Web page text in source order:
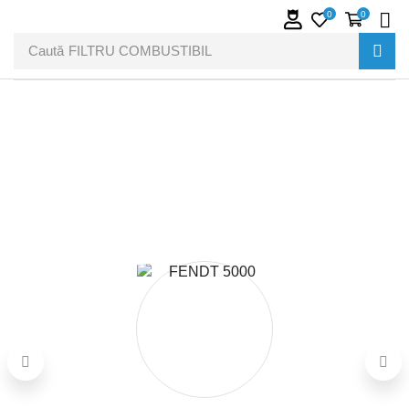
Caută FILTRU COMBUSTIBIL
0 0